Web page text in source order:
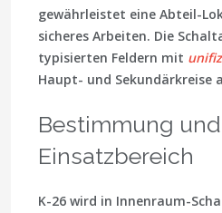
gewährleistet eine Abteil-
sicheres Arbeiten. Die
typisierten Feldern mit
Haupt- und Sekundärkreise
Bestimmung und
Einsatzbereich
K-26 wird in Innenraum-